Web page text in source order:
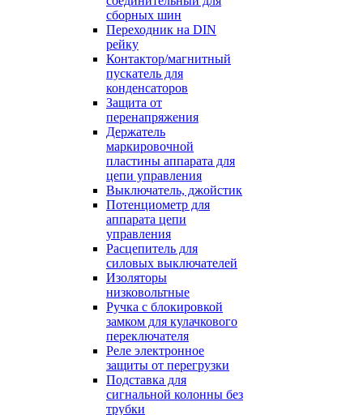
сборных шин
Переходник на DIN
рейку
Контактор/магнитный
пускатель для
конденсаторов
Защита от
перенапряжения
Держатель
маркировочной
пластины аппарата для
цепи управления
Выключатель, джойстик
Потенциометр для
аппарата цепи
управления
Расцепитель для
силовых выключателей
Изоляторы
низковольтные
Ручка с блокировкой
замком для кулачкового
переключателя
Реле электронное
защиты от перегрузки
Подставка для
сигнальной колонны без
трубки